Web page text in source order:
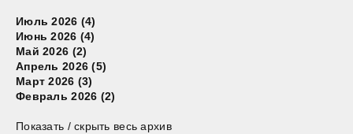
Июль 2026 (4)
Июнь 2026 (4)
Май 2026 (2)
Апрель 2026 (5)
Март 2026 (3)
Февраль 2026 (2)
Показать / скрыть весь архив